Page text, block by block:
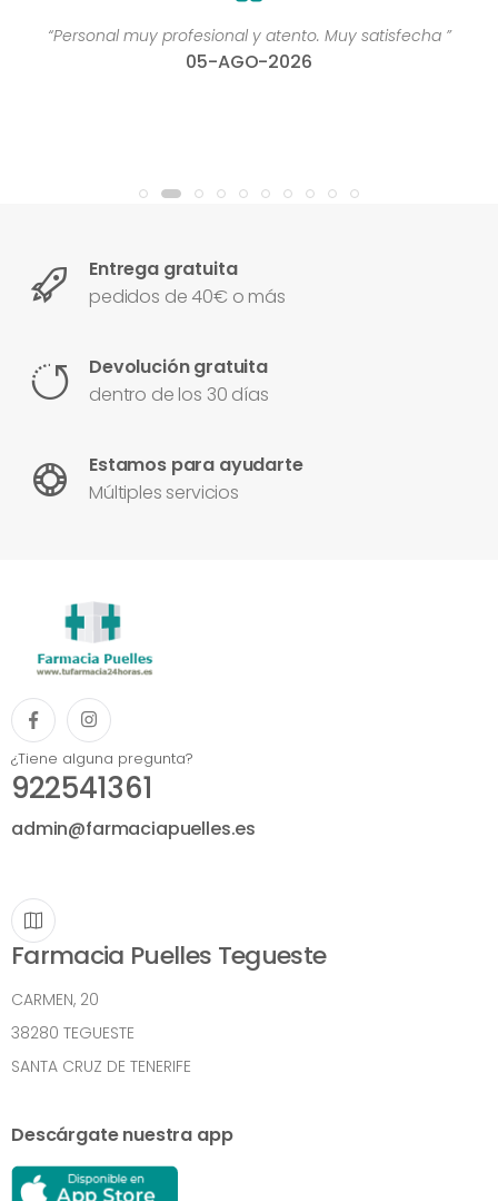
“Personal muy profesional y atento. Muy satisfecha ”
05-AGO-2026
Entrega gratuita
pedidos de 40€ o más
Devolución gratuita
dentro de los 30 días
Estamos para ayudarte
Múltiples servicios
¿Tiene alguna pregunta?
922541361
admin@farmaciapuelles.es
Farmacia Puelles Tegueste
CARMEN, 20
38280 TEGUESTE
SANTA CRUZ DE TENERIFE
Descárgate nuestra app